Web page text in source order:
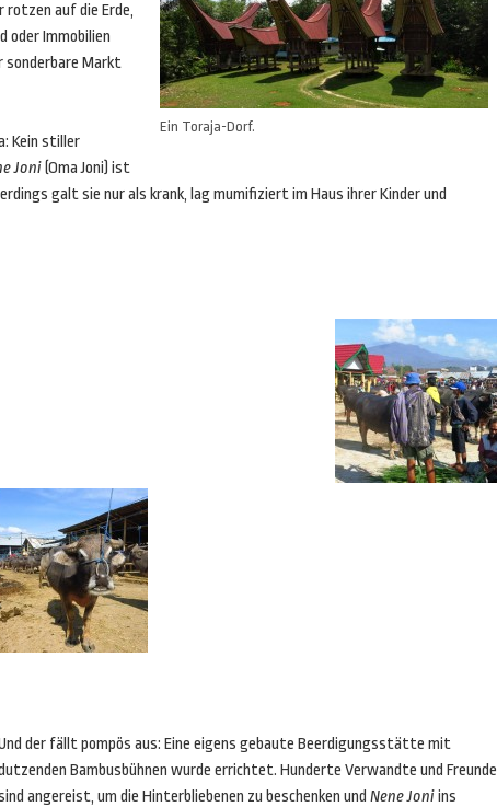
Ein Toraja-Dorf.
rotzen auf die Erde,
oder Immobilien
sonderbare Markt
Kein stiller
Joni (Oma Joni) ist
galt sie nur als krank, lag mumifiziert im Haus ihrer Kinder und
der fällt pompös aus: Eine eigens gebaute Beerdigungsstätte mit
Bambusbühnen wurde errichtet. Hunderte Verwandte und Freunde
angereist, um die Hinterbliebenen zu beschenken und Nene Joniins